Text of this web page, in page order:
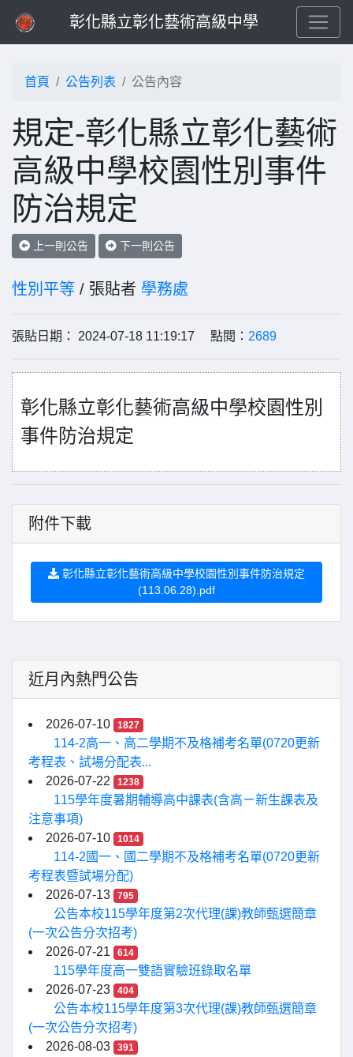
彰化縣立彰化藝術高級中學
首頁 公告列表 公告內容
規定-彰化縣立彰化藝術
高級中學校園性別事件
防治規定
上一則公告 下一則公告
性別平等 / 張貼者 學務處
張貼日期： 2024-07-18 11:19:17 點閱： 2689
彰化縣立彰化藝術高級中學校園性別
事件防治規定
附件下載
彰化縣立彰化藝術高級中學校園性別事件防治規定
(113.06.28).pdf
近月內熱門公告
2026-07-10 1827
114-2高一、高二學期不及格補考名單(0720更新
考程表、試場分配表...
2026-07-22
1238
115學年度暑期輔導高中課表(含高ㄧ新生課表及
注意事項)
2026-07-10
1014
114-2國一、國二學期不及格補考名單(0720更新
考程表暨試場分配)
2026-07-13
795
公告本校115學年度第2次代理(課)教師甄選簡章
(一次公告分次招考)
2026-07-21
614
115學年度高一雙語實驗班錄取名單
2026-07-23
404
公告本校115學年度第3次代理(課)教師甄選簡章
(一次公告分次招考)
2026-08-03
391